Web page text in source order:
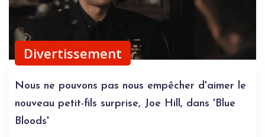
Divertissement
Nous ne pouvons pas nous empêcher d'aimer le
nouveau petit-fils surprise, Joe Hill, dans 'Blue
Bloods'